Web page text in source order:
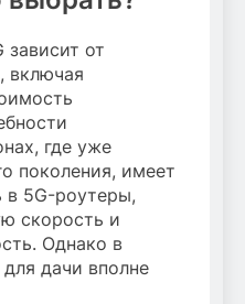
от
включая
где уже
поколения, имеет
в 5G-роутеры,
скорость и
Однако в
дачи вполне